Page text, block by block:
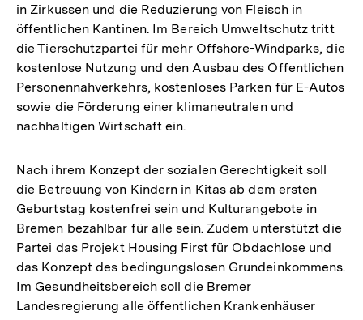
in Zirkussen und die Reduzierung von Fleisch in
öffentlichen Kantinen. Im Bereich Umweltschutz tritt
die Tierschutzpartei für mehr Offshore-Windparks, die
kostenlose Nutzung und den Ausbau des Öffentlichen
Personennahverkehrs, kostenloses Parken für E-Autos
sowie die Förderung einer klimaneutralen und
nachhaltigen Wirtschaft ein.
Nach ihrem Konzept der sozialen Gerechtigkeit soll
die Betreuung von Kindern in Kitas ab dem ersten
Geburtstag kostenfrei sein und Kulturangebote in
Bremen bezahlbar für alle sein. Zudem unterstützt die
Partei das Projekt Housing First für Obdachlose und
das Konzept des bedingungslosen Grundeinkommens.
Im Gesundheitsbereich soll die Bremer
Landesregierung alle öffentlichen Krankenhäuser